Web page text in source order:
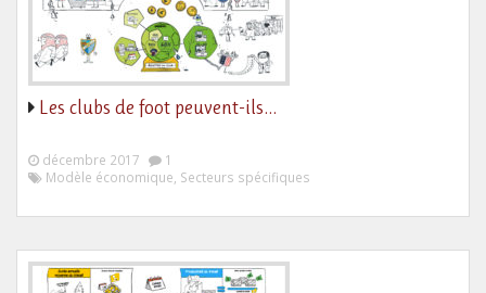
Les clubs de foot peuvent-ils…
décembre 2017
1
Modèle économique, Secteurs spécifiques